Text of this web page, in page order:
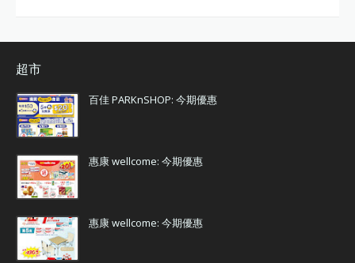
超市
百佳 PARKnSHOP: 今期優惠
惠康 wellcome: 今期優惠
惠康 wellcome: 今期優惠